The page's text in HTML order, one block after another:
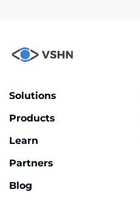
Solutions
Products
Learn
Partners
Blog